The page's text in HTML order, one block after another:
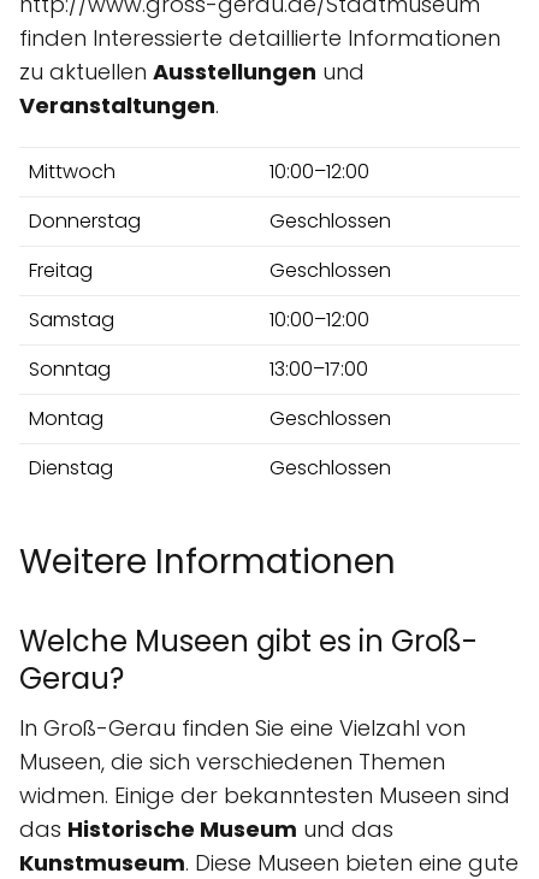
finden Interessierte detaillierte Informationen
zu aktuellen Ausstellungen und
Veranstaltungen.
Mittwoch
10:00–12:00
Donnerstag
Geschlossen
Freitag
Geschlossen
Samstag
10:00–12:00
Sonntag
13:00–17:00
Montag
Geschlossen
Dienstag
Geschlossen
Weitere Informationen
Welche Museen gibt es in Groß-
Gerau?
In Groß-Gerau finden Sie eine Vielzahl von
Museen, die sich verschiedenen Themen
widmen. Einige der bekanntesten Museen sind
das Historische Museum und das
Kunstmuseum. Diese Museen bieten eine gute